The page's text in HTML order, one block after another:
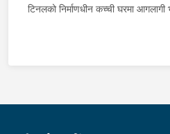
टाढा लेकमा रहेको गोठमा लुकेर बसिरहेको
टिनलको निर्माणधीन कच्ची घरमा आगलागी